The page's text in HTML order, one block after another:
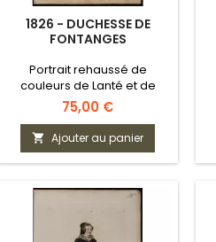
1826 - DUCHESSE DE
FONTANGES
Portrait rehaussé de
couleurs de Lanté et de
Gatine
Prix
75,00 €
 Ajouter au panier